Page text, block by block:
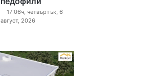
17:06ч, четвъртък, 6
август, 2026